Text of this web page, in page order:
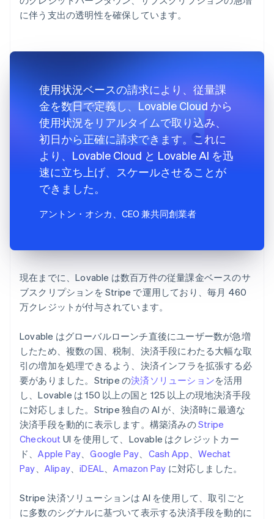
に伴う支出の透明性を確保しています。
使用状況ベースの請求により、従量課
金を数日で定義し、Lovable Cloud から
使用状況をリアルタイムで取り込み、
初日から正確に請求できます。これに
より、Lovable Cloud と Lovable AI を迅
速に立ち上げ、スケールさせることが
できました。
アントン・オシカ 、CEO 兼共同創業者
現在までに、Lovable は数百万件の従量課金ベースのサ
ブスクリプションを Stripe で運用しており、毎月 460
万クレジットが付与されています。
Lovable はグローバルローンチ直後にユーザー数が急増
したため、複数の国、税制、決済手段にわたる大幅な取
引の増加を処理できるよう、決済インフラを拡張する必
要がありました。Stripe の決済ソリューションを活用
し、Lovable は 150 以上の国と 125 以上の現地決済手段
に対応しました。Stripe 独自の AI が、決済時に最適な
決済手段を動的に表示します。構築済みのStripe
Checkout UI を使用して、Lovable はクレジットカー
ド、Apple Pay 、Google Pay Cash App 、Wechat
Pay
Alipay 、iDEAL 、Amazon Pay に対応しました。
Stripe 決済ソリューションは AI を使用して、取引ごと
に多数のシグナルに基づいて表示する決済手段を動的に